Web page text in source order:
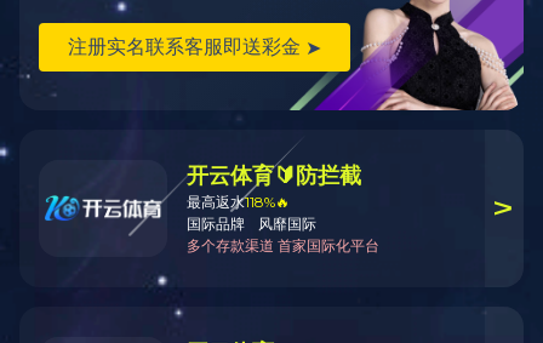
产品资料详情请到服务与支持—技
术资料下载处下载